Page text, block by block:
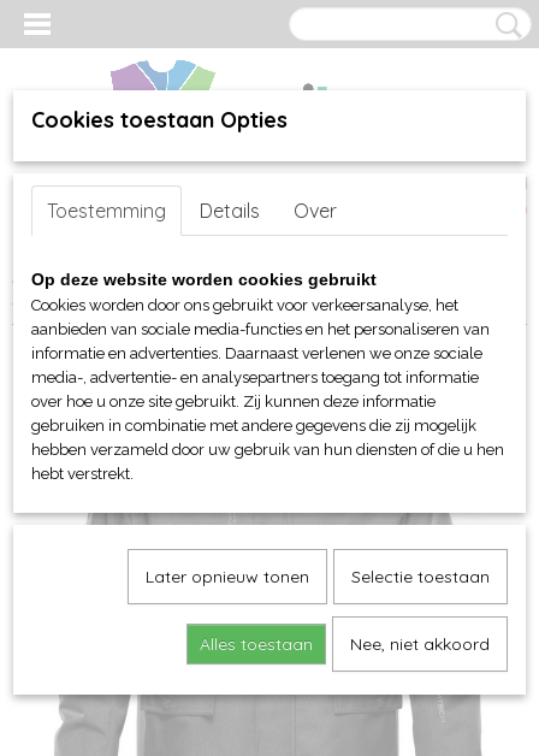
Inloggen Registreren
(0)
Home >webshop>Per merk >Stormtech jassen en tassen
Stormtech heren Montauk System jack
Cookies toestaan Opties
Toestemming Details Over
Op deze website worden cookies gebruikt
Cookies worden door ons gebruikt voor verkeersanalyse, het
aanbieden van sociale media-functies en het personaliseren van
informatie en advertenties. Daarnaast verlenen we onze sociale
media-, advertentie- en analysepartners toegang tot informatie
over hoe u onze site gebruikt. Zij kunnen deze informatie
gebruiken in combinatie met andere gegevens die zij mogelijk
hebben verzameld door uw gebruik van hun diensten of die u hen
hebt verstrekt.
Later opnieuw tonen Selectie toestaan
Alles toestaan Nee, niet akkoord